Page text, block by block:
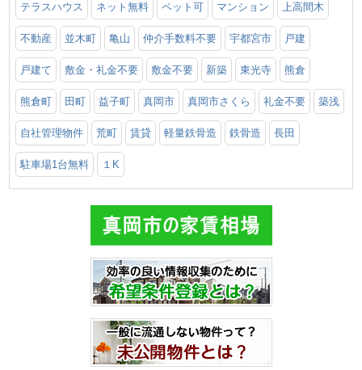
テラスハウス ネット無料 ペット可 マンション 上高間木
不動産 並木町 亀山 仲介手数料不要 宇都宮市 戸建
戸建て 敷金・礼金不要 敷金不要 新築 東光寺 熊倉
熊倉町 田町 益子町 真岡市 真岡市さくら 礼金不要 築浅
自社管理物件 荒町 賃貸 軽量鉄骨造 鉄骨造 長田
駐車場1台無料 １K